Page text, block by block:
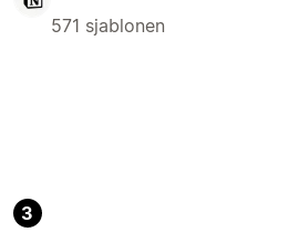
571 sjablonen
3